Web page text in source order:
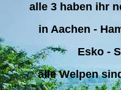
alle 3 haben ihr
in Aachen -
Esko -
alle Welpen